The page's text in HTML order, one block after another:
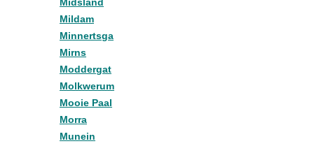
Midsland
Mildam
Minnertsga
Mirns
Moddergat
Molkwerum
Mooie Paal
Morra
Munein